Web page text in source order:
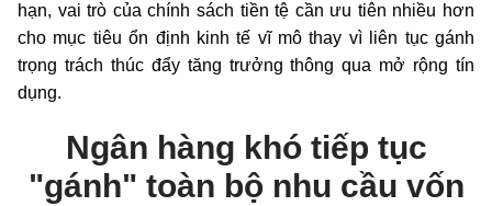
hạn, vai trò của chính sách tiền tệ cần ưu tiên nhiều hơn
cho mục tiêu ổn định kinh tế vĩ mô thay vì liên tục gánh
trọng trách thúc đẩy tăng trưởng thông qua mở rộng tín
dụng.
Ngân hàng khó tiếp tục
"gánh" toàn bộ nhu cầu vốn